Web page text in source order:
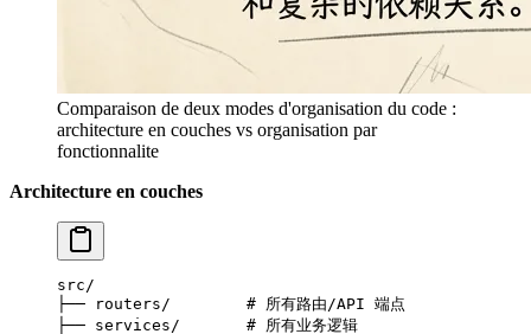
Comparaison de deux modes d'organisation du code :
architecture en couches vs organisation par
fonctionnalite
Architecture en couches
src/
├── routers/        # 所有路由/API 端点
├── services/       # 所有业务逻辑